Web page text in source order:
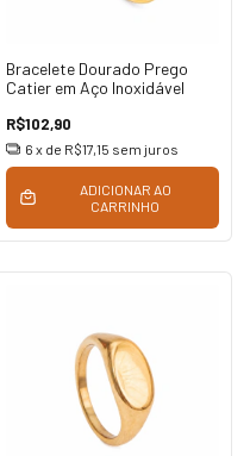
Bracelete Dourado Prego
Catier em Aço Inoxidável
R$102,90
6 x de R$17,15 sem juros
ADICIONAR AO
CARRINHO